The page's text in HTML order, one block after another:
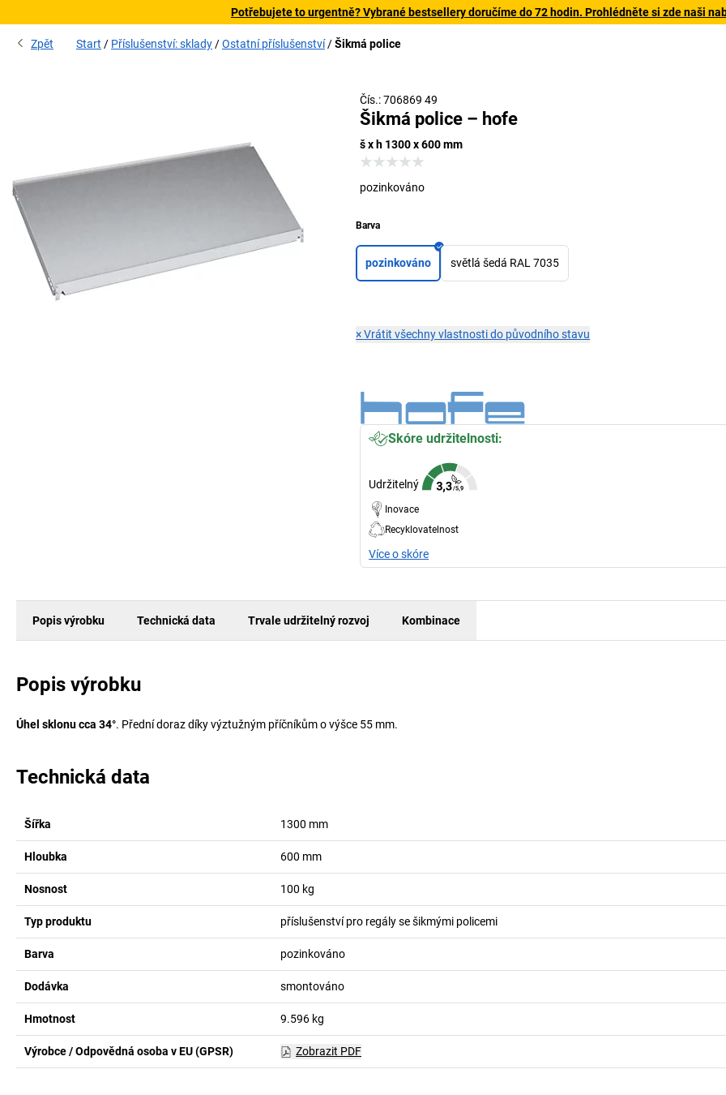
Potřebujete to urgentně? Vybrané bestsellery doručíme do 72 hodin. Prohlédněte si zde naši
Zpět Start Příslušenství: sklady Ostatní příslušenství Šikmá police
Čís.: 706869 49
Šikmá police – hofe
š x h 1300 x 600 mm
pozinkováno
Barva
pozinkováno světlá šedá RAL 7035
×Vrátit všechny vlastnosti do původního stavu
Skóre udržitelnosti:
Udržitelný
Inovace
Recyklovatelnost
Více o skóre
Popis výrobku Technická data Trvale udržitelný rozvoj Kombinace
Popis výrobku
Úhel sklonu cca 34°. Přední doraz díky výztužným příčníkům o výšce 55 mm.
Technická data
Šířka 1300 mm
Hloubka 600 mm
Nosnost 100 kg
Typ produktu příslušenství pro regály se šikmými policemi
Barva pozinkováno
Dodávka smontováno
Hmotnost 9.596 kg
Výrobce / Odpovědná osoba v EU (GPSR) Zobrazit PDF